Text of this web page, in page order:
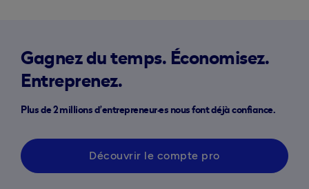
Gagnez du temps. Économisez.
Entreprenez.
Plus de 2 millions d’entrepreneur·es nous font déjà confiance.
Découvrir le compte pro